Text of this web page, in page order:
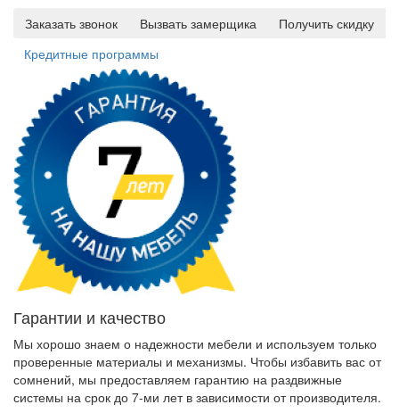
Заказать звонок
Вызвать замерщика
Получить скидку
Кредитные программы
Гарантии и качество
Мы хорошо знаем о надежности мебели и используем только
проверенные материалы и механизмы. Чтобы избавить вас от
сомнений, мы предоставляем гарантию на раздвижные
системы на срок до 7-ми лет в зависимости от производителя.